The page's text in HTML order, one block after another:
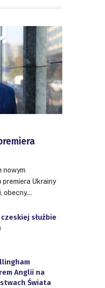
nowym
Ukrainy
obecny…
służbie
Anglii na
Świata